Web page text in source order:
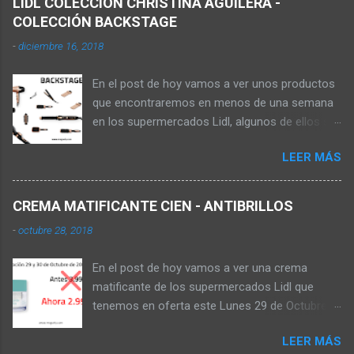
COLECCIÓN BACKSTAGE
-diciembre 16, 2018
En el post de hoy vamos a ver unos productos
que encontraremos en menos de una semana
en los supermercados Lidl, algunos de ellos se
supermercados, pagando los gastos de envío,
aunque no sale de almacenes el producto
tienda este 22 de Diciembre de 2018 tal y como
podemos ver en el folleto de los
supermercados. ONDULADORA DE PELO Con
180 ºC, tiene tres años de garantía y se
LEER MÁS
CREMA MATIFICANTE CIEN - ANTIBRILLOS
-octubre 28, 2018
En el post de hoy vamos a ver una crema
matificante de los supermercados Lidl que
tenemos en oferta este Lunes 29 de Octubre
vuestro supermercado puede que osLEER MÁS